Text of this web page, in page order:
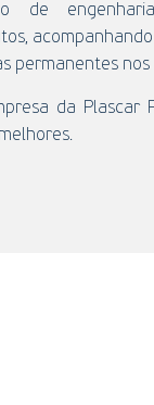
de
permanentes nos
da Plascar